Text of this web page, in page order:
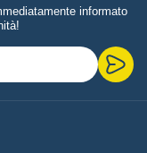
informato